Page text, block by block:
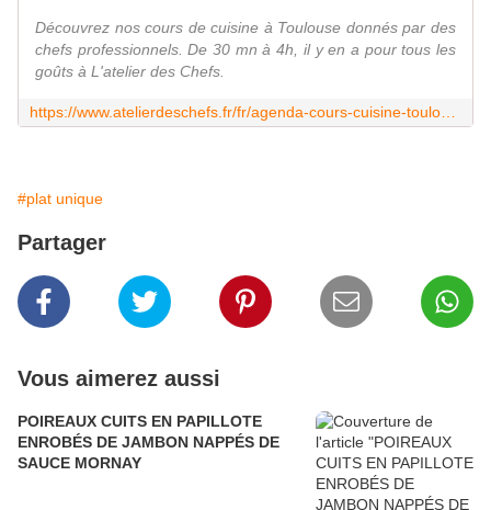
Découvrez nos cours de cuisine à Toulouse donnés par des
chefs professionnels. De 30 mn à 4h, il y en a pour tous les
goûts à L'atelier des Chefs.
#plat unique
Partager
Vous aimerez aussi
POIREAUX CUITS EN PAPILLOTE
ENROBÉS DE JAMBON NAPPÉS DE
SAUCE MORNAY